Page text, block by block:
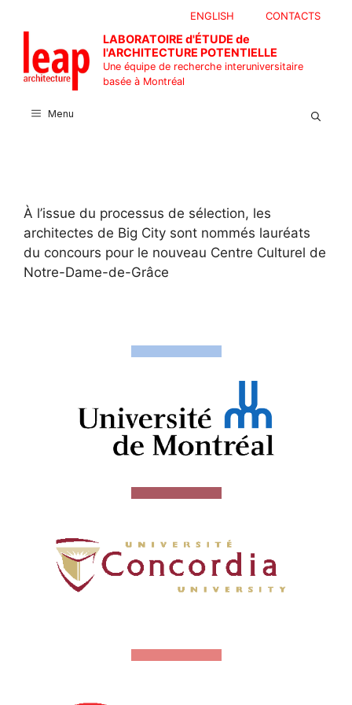
contenu
CONTACTS
ENGLISH
LABORATOIRE d'ÉTUDE de
l'ARCHITECTURE POTENTIELLE
Une équipe de recherche interuniversitaire
basée à Montréal
Menu
À l’issue du processus de sélection, les
architectes de Big City sont nommés lauréats
du concours pour le nouveau Centre Culturel de
Notre-Dame-de-Grâce